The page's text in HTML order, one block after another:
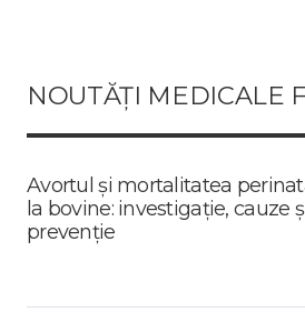
NOUTĂȚI MEDICALE
Avortul și mortalitatea
la bovine: investigație, cauze
prevenție